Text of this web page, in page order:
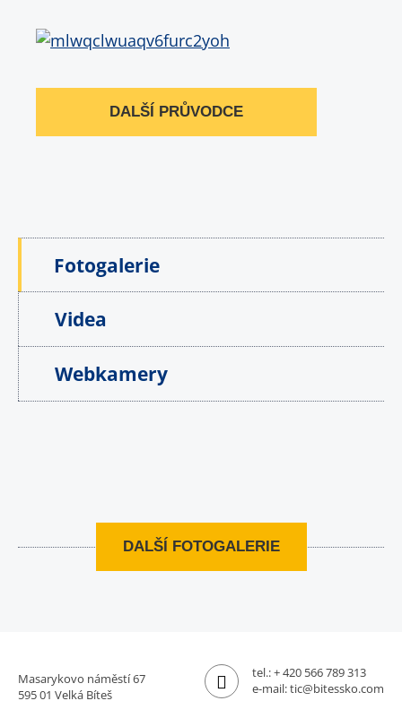
DALŠÍ PRŮVODCE
Fotogalerie
Videa
Webkamery
DALŠÍ FOTOGALERIE
Masarykovo náměstí 67
595 01 Velká Bíteš
tel.:+ 420 566 789 313
e-mail:tic@bitessko.com